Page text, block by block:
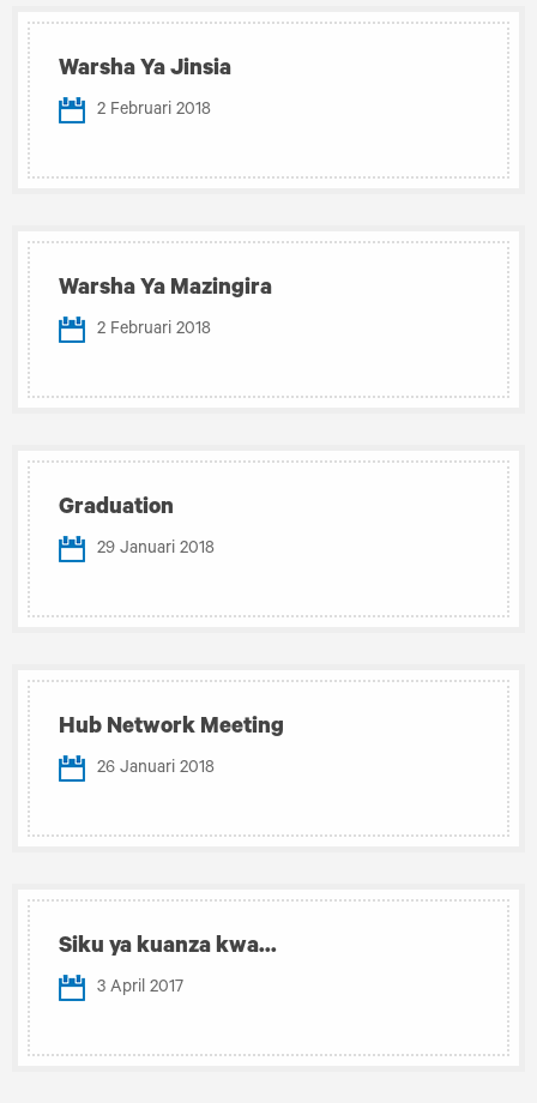
Warsha Ya Jinsia
2 Februari 2018
Warsha Ya Mazingira
2 Februari 2018
Graduation
29 Januari 2018
Hub Network Meeting
26 Januari 2018
Siku ya kuanza kwa...
3 April 2017